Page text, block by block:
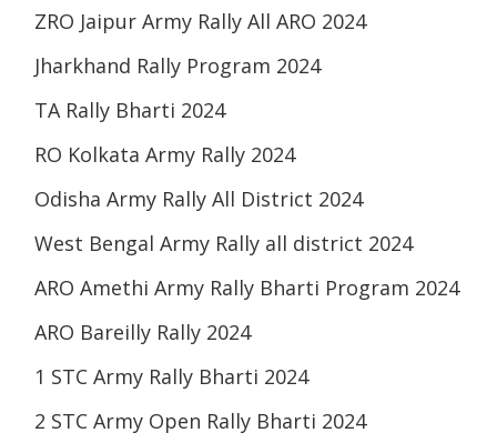
ZRO Jaipur Army Rally All ARO 2024
Jharkhand Rally Program 2024
TA Rally Bharti 2024
RO Kolkata Army Rally 2024
Odisha Army Rally All District 2024
West Bengal Army Rally all district 2024
ARO Amethi Army Rally Bharti Program 2024
ARO Bareilly Rally 2024
1 STC Army Rally Bharti 2024
2 STC Army Open Rally Bharti 2024